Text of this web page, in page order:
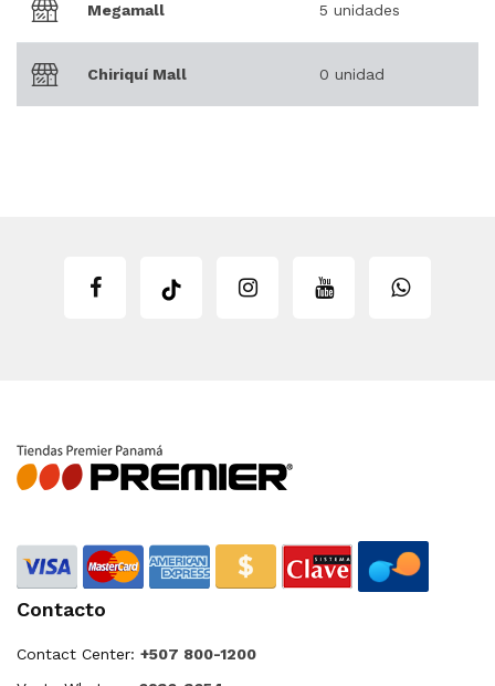
Megamall 5 unidades
Chiriquí Mall 0 unidad
Contacto
Contact Center: +507 800-1200